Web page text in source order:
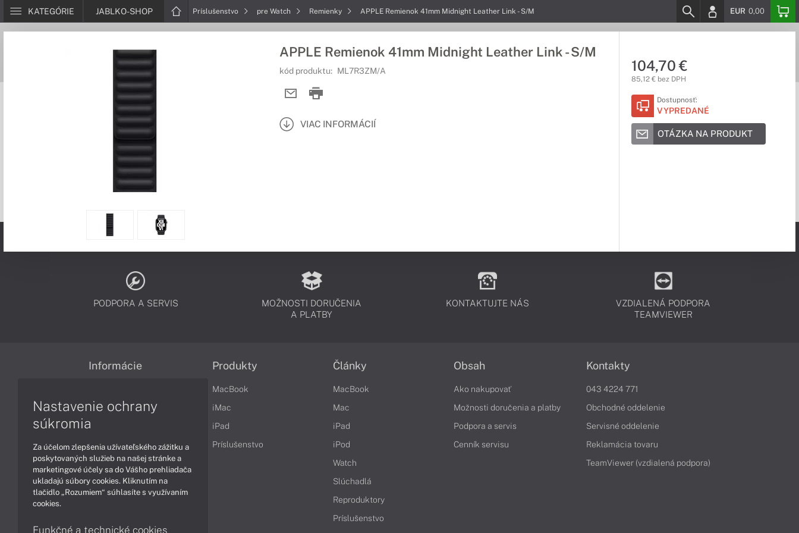
KATEGÓRIE JABLKO-SHOP Príslušenstvo pre Watch Remienky APPLE Remienok 41mm Midnight Leather Link - S/M EUR 0,00
APPLE Remienok 41mm Midnight Leather Link - S/M
kód produktu: ML7R3ZM/A
VIAC INFORMÁCIÍ
104,70 €
85,12 € bez DPH
Dostupnosť:
VYPREDANÉ
OTÁZKA NA PRODUKT
PODPORA A SERVIS
MOŽNOSTI DORUČENIA
A PLATBY
KONTAKTUJTE NÁS
VZDIALENÁ PODPORA
TEAMVIEWER
Informácie
Reklamačné podmienky
Ochrana osobných údajov
Vrátenie tovaru
Vyhlásenie o prístupnosti
Cookies
Produkty
MacBook
iMac
iPad
Príslušenstvo
Články
MacBook
Mac
iPad
iPod
Watch
Slúchadlá
Reproduktory
Príslušenstvo
Obsah
Ako nakupovať
Možnosti doručenia a platby
Podpora a servis
Cenník servisu
Kontakty
043 4224 771
Obchodné oddelenie
Servisné oddelenie
Reklamácia tovaru
TeamViewer (vzdialená podpora)
Nastavenie ochrany
súkromia
Za účelom zlepšenia užívateľského zážitku a
poskytovaných služieb na našej stránke a
marketingové účely sa do Vášho prehliadača
ukladajú súbory cookies. Kliknutím na
tlačidlo „Rozumiem“ súhlasíte s využívaním
cookies.
Funkčné a technické cookies